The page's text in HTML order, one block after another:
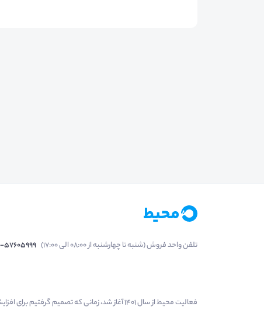
تلفن واحد فروش (شنبه تا چهارشنبه از 08:00 الی 17:00) 57605999
فعالیت محیط از سال 1401 آغاز شد، زمانی که